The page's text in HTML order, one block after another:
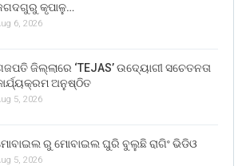
କୃପାଳୁ…
6, 2026
ଜିଲ୍ଲାରେ ‘TEJAS’ ଉଦ୍ୟୋଗୀ ସଚେତନତା
ଅନୁଷ୍ଠିତ
5, 2026
ରୁ ମୋବାଇଲ ଘୁରି ବୁଲୁଛି ରାଗିଂ ଭିଡିଓ
5, 2026